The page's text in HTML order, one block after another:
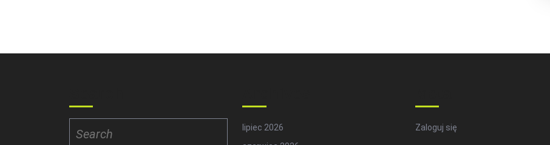
for:
lipiec 2026
Zaloguj się